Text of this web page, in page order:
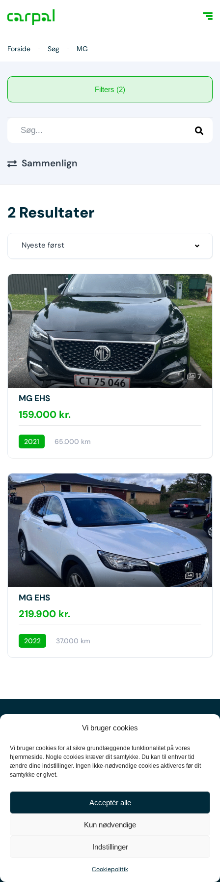
Vi bruger cookies
Vi bruger cookies for at sikre grundlæggende funktionalitet på vores
hjemmeside. Nogle cookies kræver dit samtykke. Du kan til enhver tid
ændre dine indstillinger. Ingen ikke-nødvendige cookies aktiveres før dit
samtykke er givet.
Acceptér alle
Kun nødvendige
Indstillinger
Cookiepolitik
Forside Søg MG
Filters (2)
Sammenlign
2 Resultater
Nyeste først
7
MG EHS
159.000 kr.
2021 65.000 km
11
MG EHS
219.900 kr.
2022 37.000 km
+45 61 10 52 10
hello@carpal.dk
Tonsbakken 16